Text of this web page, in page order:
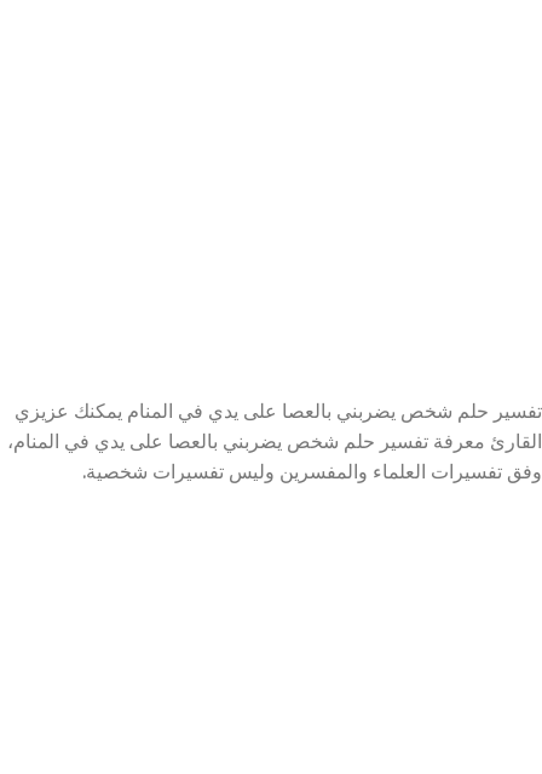
تفسير حلم شخص يضربني بالعصا على يدي في المنام يمكنك عزيزي
القارئ معرفة تفسير حلم شخص يضربني بالعصا على يدي في المنام،
وفق تفسيرات العلماء والمفسرين وليس تفسيرات شخصية.